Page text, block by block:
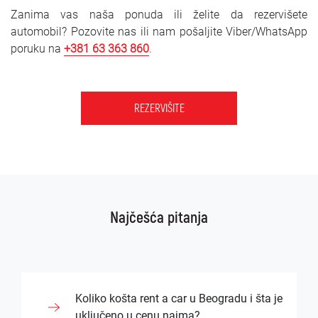
Zanima vas naša ponuda ili želite da rezervišete
automobil? Pozovite nas ili nam pošaljite Viber/WhatsApp
poruku na +381 63 363 860.
REZERVIŠITE
Najčešća pitanja
Koliko košta rent a car u Beogradu i šta je